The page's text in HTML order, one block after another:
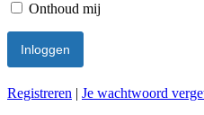
Onthoud mij
Registreren | Je wachtwoord